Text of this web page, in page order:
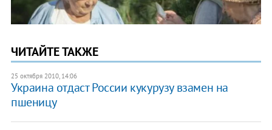
ЧИТАЙТЕ ТАКЖЕ
25 октября 2010, 14:06
Украина отдаст России кукурузу взамен на
пшеницу